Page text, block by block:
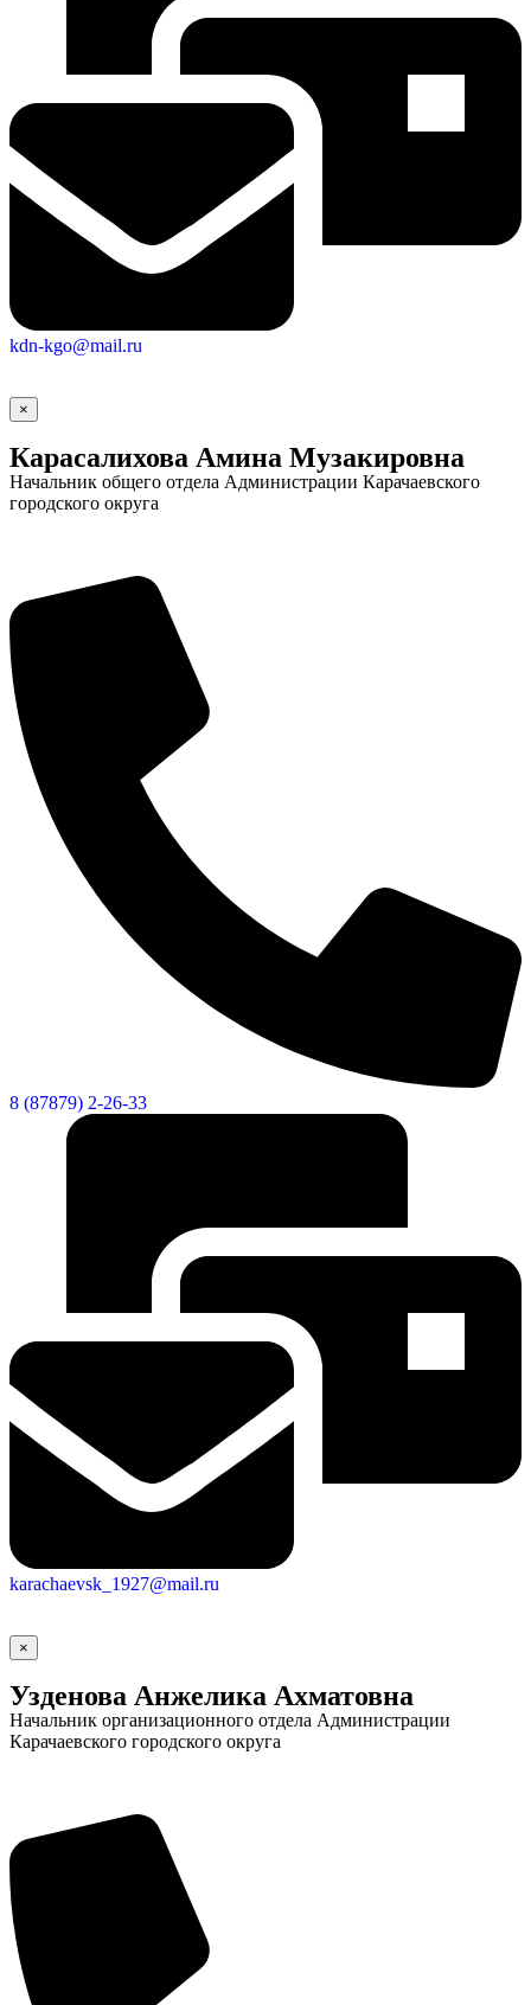
Городская Среда
kdn-kgo@mail.ru
×
Карасалихова Амина Музакировна
Начальник общего отдела Администрации Карачаевского
городского округа
8 (87879) 2-26-33
karachaevsk_1927@mail.ru
×
Узденова Анжелика Ахматовна
Начальник организационного отдела Администрации
Карачаевского городского округа